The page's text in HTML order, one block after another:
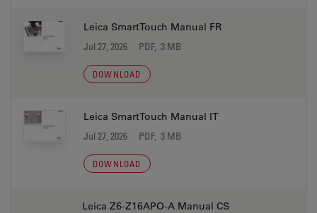
Leica SmartTouch Manual FR
Jul 27, 2026 PDF, 3 MB
DOWNLOAD
Leica SmartTouch Manual IT
Jul 27, 2026 PDF, 3 MB
DOWNLOAD
Leica Z6-Z16APO-A Manual CS